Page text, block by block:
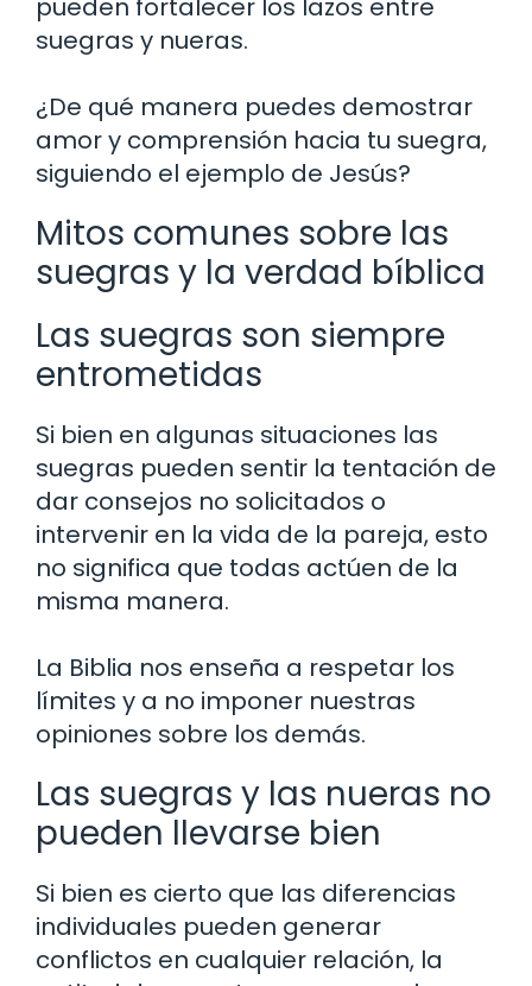
pueden fortalecer los lazos entre
suegras y nueras.
¿De qué manera puedes demostrar
amor y comprensión hacia tu suegra,
siguiendo el ejemplo de Jesús?
Mitos comunes sobre las
suegras y la verdad bíblica
Las suegras son siempre
entrometidas
Si bien en algunas situaciones las
suegras pueden sentir la tentación de
dar consejos no solicitados o
intervenir en la vida de la pareja, esto
no significa que todas actúen de la
misma manera.
La Biblia nos enseña a respetar los
límites y a no imponer nuestras
opiniones sobre los demás.
Las suegras y las nueras no
pueden llevarse bien
Si bien es cierto que las diferencias
individuales pueden generar
conflictos en cualquier relación, la